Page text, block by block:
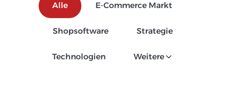
Alle E-Commerce Markt
Shopsoftware Strategie
Technologien Weitere